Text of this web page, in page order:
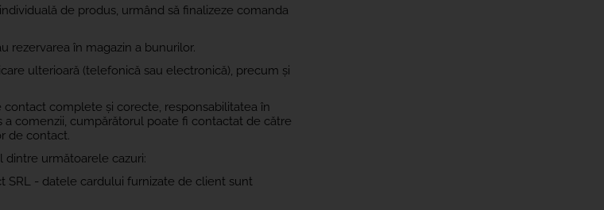
de produs, urmând să finalizeze comanda
rezervarea în magazin a bunurilor.
ulterioară (telefonică sau electronică), precum și
complete și corecte, responsabilitatea în
comenzii, cumpărătorul poate fi contactat de către
de contact.
dintre următoarele cazuri:
SRL - datele cardului furnizate de client sunt